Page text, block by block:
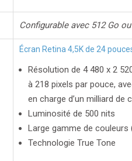
Configurable avec 512 Go
Écran Retina 4,5K de 24
Résolution de 4 480 x 2
à 218 pixels par pouce,
en charge d’un milliard de
Luminosité de 500 nits
Large gamme de couleurs
Technologie True Tone